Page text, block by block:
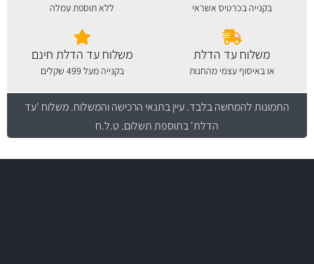
בקנייה בכרטיס אשראי ללא תוספת עמלה
משלוח עד הדלת
או באיסוף עצמי מהחנות
משלוח עד הדלת חינם
בקנייה מעל 499 שקלים
התמונות להמחשה בלבד.עיין בתנאי הרכישה והמשלוח. משלוח 'עד
הדלת' בתוספת תשלום. ט.ל.ח